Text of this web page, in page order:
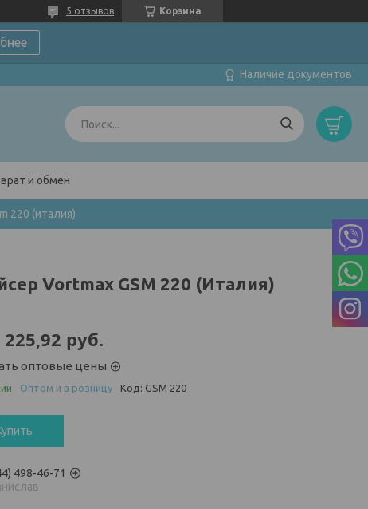
Корзина
5 отзывов
Наличие документов
и обмен
220 (италия)
Vortmax GSM 220 (Италия)
225,92 руб.
оптовые цены
Оптом и в розницу Код: GSM 220
498-46-71